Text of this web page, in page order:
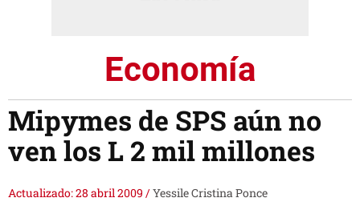
Economía
Mipymes de SPS aún no
ven los L 2 mil millones
Actualizado: 28 abril 2009 /Yessile Cristina Ponce